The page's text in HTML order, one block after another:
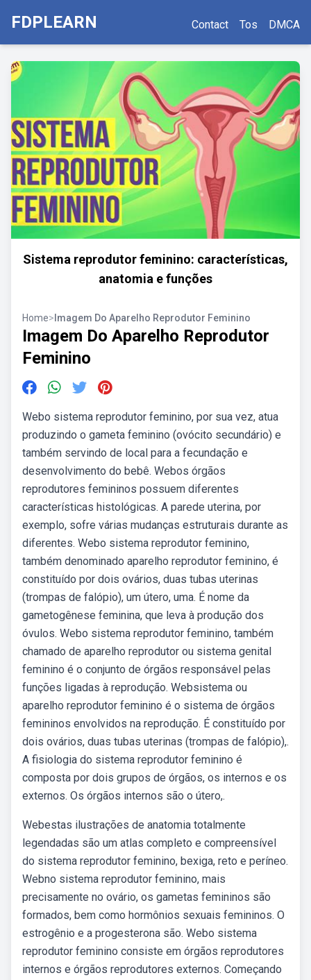
FDPLEARN Contact Tos DMCA
Sistema reprodutor feminino: características,
anatomia e funções
Home> Imagem Do Aparelho Reprodutor Feminino
Imagem Do Aparelho Reprodutor
Feminino
Webo sistema reprodutor feminino, por sua vez, atua
produzindo o gameta feminino (ovócito secundário) e
também servindo de local para a fecundação e
desenvolvimento do bebê. Webos órgãos
reprodutores femininos possuem diferentes
características histológicas. A parede uterina, por
exemplo, sofre várias mudanças estruturais durante as
diferentes. Webo sistema reprodutor feminino,
também denominado aparelho reprodutor feminino, é
constituído por dois ovários, duas tubas uterinas
(trompas de falópio), um útero, uma. É nome da
gametogênese feminina, que leva à produção dos
óvulos. Webo sistema reprodutor feminino, também
chamado de aparelho reprodutor ou sistema genital
feminino é o conjunto de órgãos responsável pelas
funções ligadas à reprodução. Websistema ou
aparelho reprodutor feminino é o sistema de órgãos
femininos envolvidos na reprodução. É constituído por
dois ovários, duas tubas uterinas (trompas de falópio),.
A fisiologia do sistema reprodutor feminino é
composta por dois grupos de órgãos, os internos e os
externos. Os órgãos internos são o útero,.
Webestas ilustrações de anatomia totalmente
legendadas são um atlas completo e compreensível
do sistema reprodutor feminino, bexiga, reto e períneo.
Webno sistema reprodutor feminino, mais
precisamente no ovário, os gametas femininos são
formados, bem como hormônios sexuais femininos. O
estrogênio e a progesterona são. Webo sistema
reprodutor feminino consiste em órgãos reprodutores
internos e órgãos reprodutores externos. Começando